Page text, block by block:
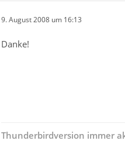
9. August 2008 um 16:13
Danke!
Thunderbirdversion immer